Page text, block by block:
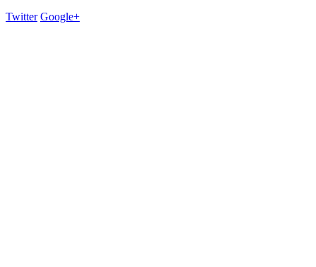
Twitter Google+